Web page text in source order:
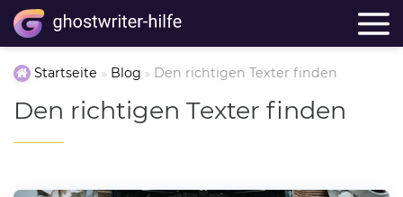
Startseite Blog Den richtigen Texter finden
Den richtigen Texter finden